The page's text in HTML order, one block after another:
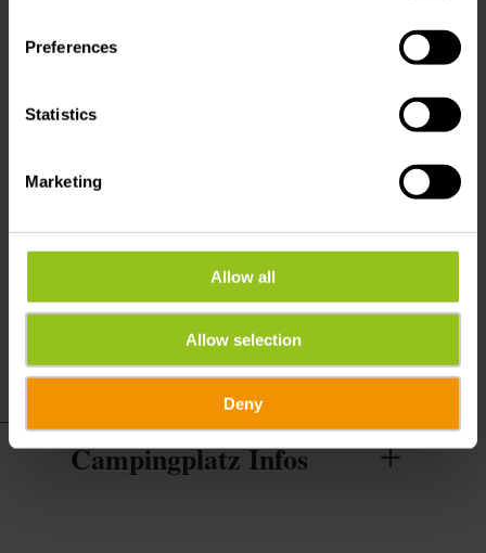
Preferences
Statistics
Marketing
Allow all
Allow selection
Deny
Top Platz
Leistungen
Strom inklusive
Campingplatz Infos